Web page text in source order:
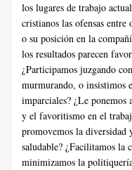
los lugares de trabajo
cristianos las ofensas entre
o su posición en la
los resultados parecen
¿Participamos juzgando
murmurando, o insistimos
imparciales? ¿Le ponemos
y el favoritismo en el
promovemos la diversidad
saludable? ¿Facilitamos la
minimizamos la